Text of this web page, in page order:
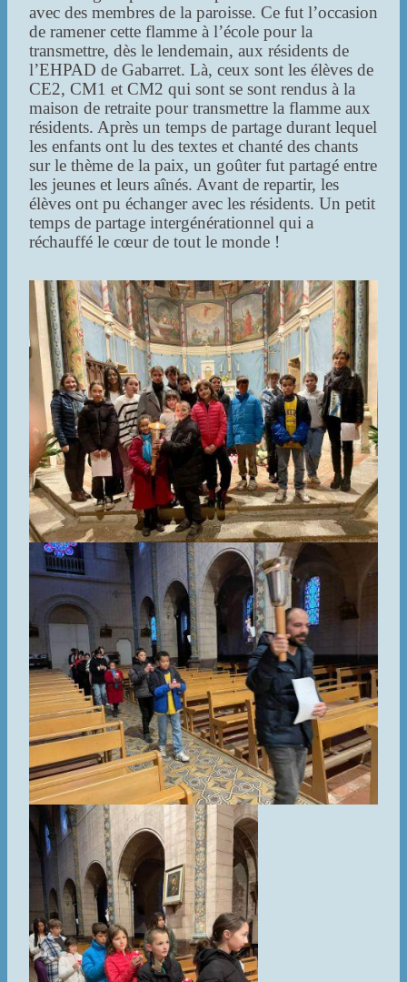
avec des membres de la paroisse. Ce fut l’occasion
de ramener cette flamme à l’école pour la
transmettre, dès le lendemain, aux résidents de
l’EHPAD de Gabarret. Là, ceux sont les élèves de
CE2, CM1 et CM2 qui sont se sont rendus à la
maison de retraite pour transmettre la flamme aux
résidents. Après un temps de partage durant lequel
les enfants ont lu des textes et chanté des chants
sur le thème de la paix, un goûter fut partagé entre
les jeunes et leurs aînés. Avant de repartir, les
élèves ont pu échanger avec les résidents. Un petit
temps de partage intergénérationnel qui a
réchauffé le cœur de tout le monde !